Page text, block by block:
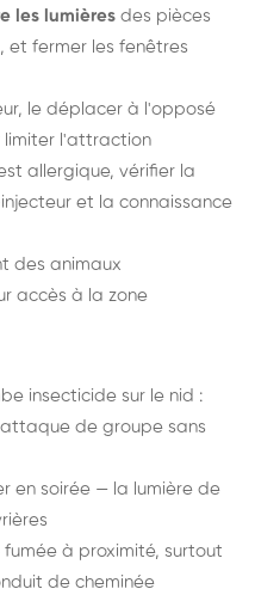
les lumières des pièces
et fermer les fenêtres
le déplacer à l'opposé
limiter l'attraction
allergique, vérifier la
et la connaissance
des animaux
accès à la zone
insecticide sur le nid :
de groupe sans
en soirée — la lumière de
à proximité, surtout
de cheminée